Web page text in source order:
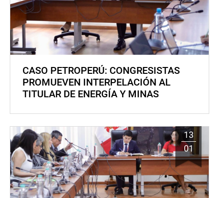
CASO PETROPERÚ: CONGRESISTAS
PROMUEVEN INTERPELACIÓN AL
TITULAR DE ENERGÍA Y MINAS
13
01